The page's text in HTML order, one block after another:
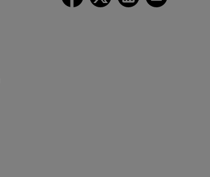
LocktonLocktonLockton